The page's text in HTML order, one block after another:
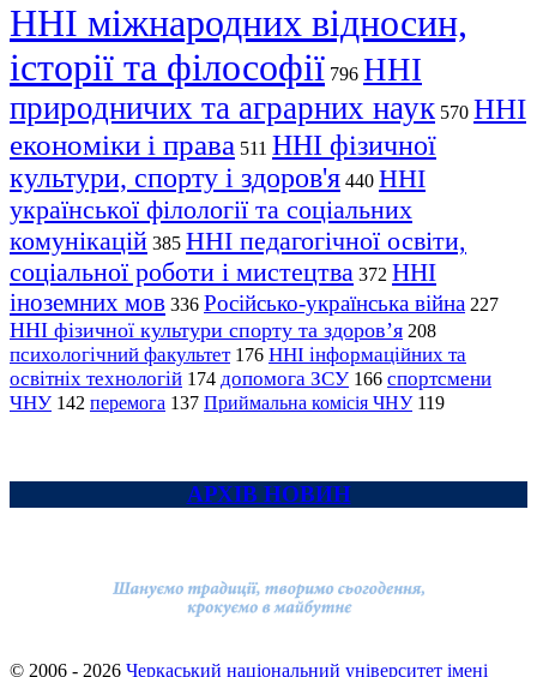
ННІ міжнародних відносин,
історії та філософії 796 ННІ
природничих та аграрних наук 570 ННІ
економіки і права 511 ННІ фізичної
культури, спорту і здоров'я 440 ННІ
української філології та соціальних
комунікацій 385 ННІ педагогічної освіти,
соціальної роботи і мистецтва 372 ННІ
іноземних мов 336 Російсько-українська війна 227
ННІ фізичної культури спорту та здоров’я 208
психологічний факультет 176 ННІ інформаційних та
освітніх технологій 174 допомога ЗСУ 166 спортсмени
ЧНУ 142 перемога 137 Приймальна комісія ЧНУ 119
АРХІВ НОВИН
© 2006 - 2026 Черкаський національний університет імені